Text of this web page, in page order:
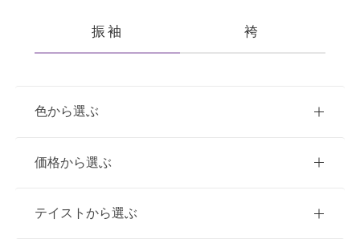
振袖 袴
色から選ぶ
赤
価格から選ぶ
ご購入
テイストから選ぶ